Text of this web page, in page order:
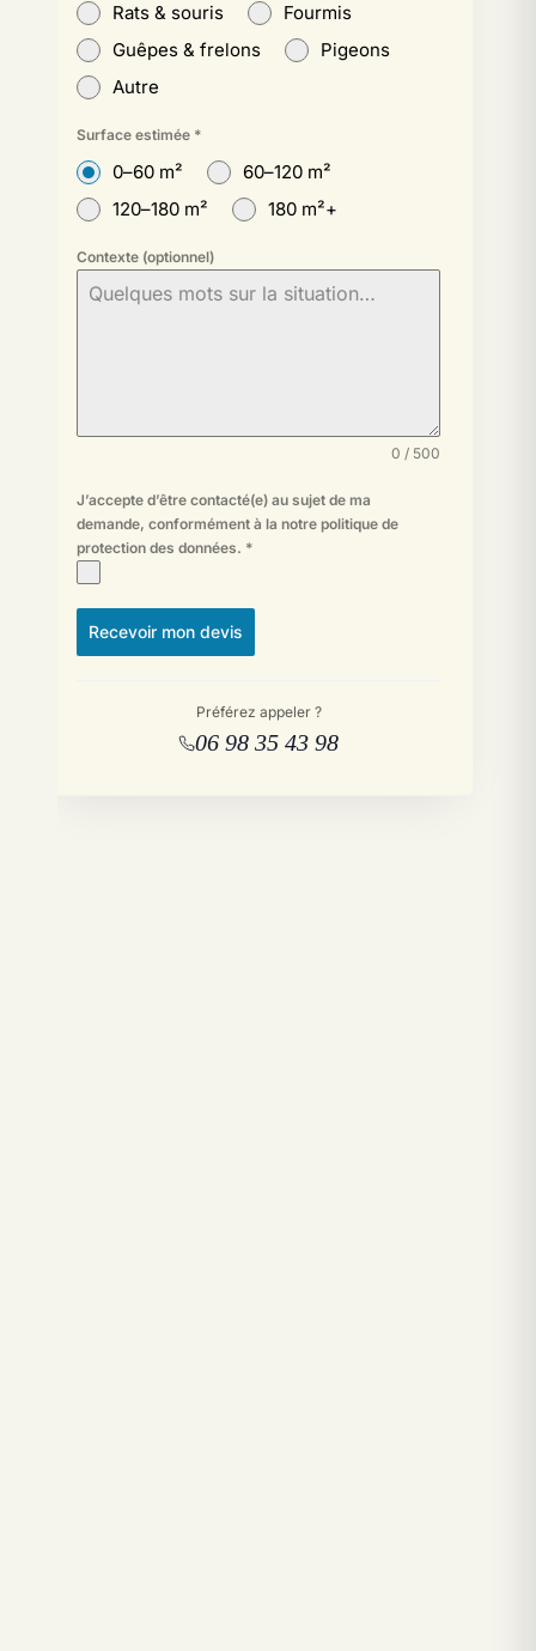
Rats & souris
Fourmis
Guêpes & frelons
Pigeons
Autre
Surface estimée *
0–60 m²
60–120 m²
120–180 m²
180 m²+
Contexte (optionnel)
0 / 500
J’accepte d’être contacté(e) au sujet de ma
demande, conformément à la notre politique de
protection des données. *
Recevoir mon devis
Préférez appeler ?
06 98 35 43 98